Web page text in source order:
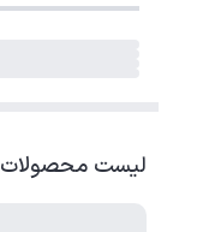
لیست محصولات